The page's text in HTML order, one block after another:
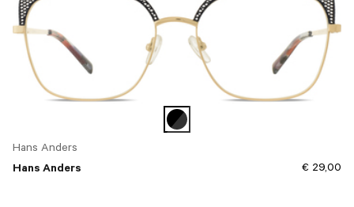
Hans Anders
Hans Anders
€ 29,00